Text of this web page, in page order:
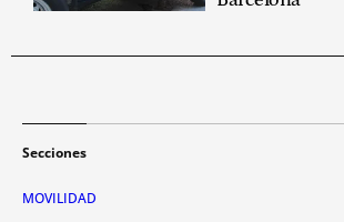
Secciones
MOVILIDAD